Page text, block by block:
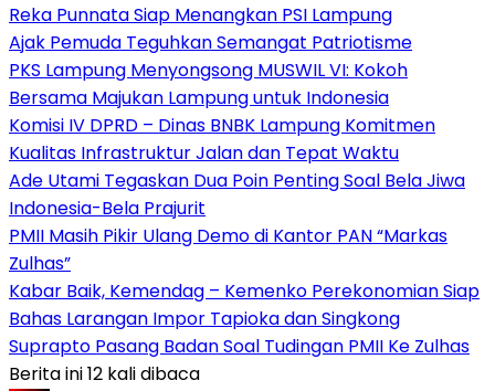
Reka Punnata Siap Menangkan PSI Lampung
Ajak Pemuda Teguhkan Semangat Patriotisme
PKS Lampung Menyongsong MUSWIL VI: Kokoh
Bersama Majukan Lampung untuk Indonesia
Komisi IV DPRD – Dinas BNBK Lampung Komitmen
Kualitas Infrastruktur Jalan dan Tepat Waktu
Ade Utami Tegaskan Dua Poin Penting Soal Bela Jiwa
Indonesia-Bela Prajurit
PMII Masih Pikir Ulang Demo di Kantor PAN “Markas
Zulhas”
Kabar Baik, Kemendag – Kemenko Perekonomian Siap
Bahas Larangan Impor Tapioka dan Singkong
Suprapto Pasang Badan Soal Tudingan PMII Ke Zulhas
Berita ini 12 kali dibaca